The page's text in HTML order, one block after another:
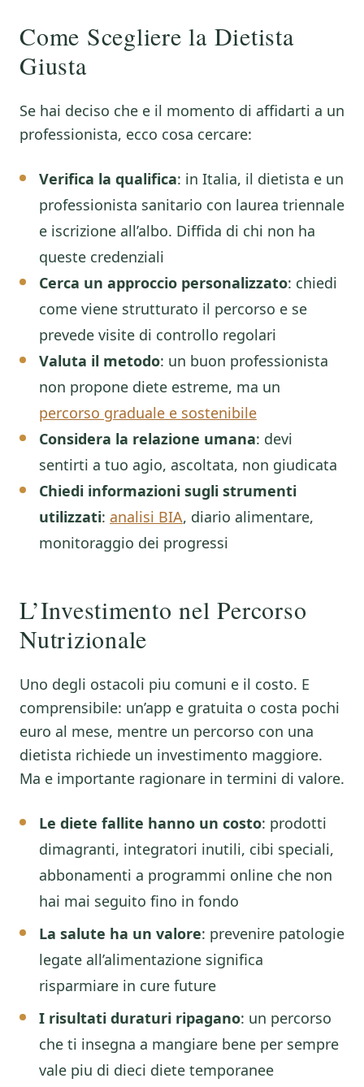
Come Scegliere la Dietista
Giusta
Se hai deciso che e il momento di affidarti a un
professionista, ecco cosa cercare:
Verifica la qualifica: in Italia, il dietista e un
professionista sanitario con laurea triennale
e iscrizione all’albo. Diffida di chi non ha
queste credenziali
Cerca un approccio personalizzato: chiedi
come viene strutturato il percorso e se
prevede visite di controllo regolari
Valuta il metodo: un buon professionista
non propone diete estreme, ma un
percorso graduale e sostenibile
Considera la relazione umana: devi
sentirti a tuo agio, ascoltata, non giudicata
Chiedi informazioni sugli strumenti
utilizzati: analisi BIA, diario alimentare,
monitoraggio dei progressi
L’Investimento nel Percorso
Nutrizionale
Uno degli ostacoli piu comuni e il costo. E
comprensibile: un’app e gratuita o costa pochi
euro al mese, mentre un percorso con una
dietista richiede un investimento maggiore.
Ma e importante ragionare in termini di valore.
Le diete fallite hanno un costo: prodotti
dimagranti, integratori inutili, cibi speciali,
abbonamenti a programmi online che non
hai mai seguito fino in fondo
La salute ha un valore: prevenire patologie
legate all’alimentazione significa
risparmiare in cure future
I risultati duraturi ripagano: un percorso
che ti insegna a mangiare bene per sempre
vale piu di dieci diete temporanee